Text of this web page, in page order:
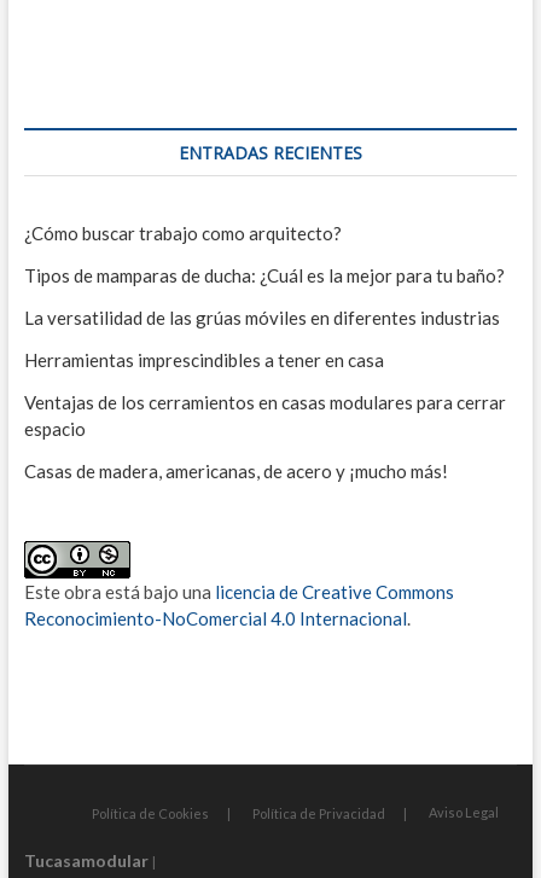
ENTRADAS RECIENTES
¿Cómo buscar trabajo como arquitecto?
Tipos de mamparas de ducha: ¿Cuál es la mejor para tu baño?
La versatilidad de las grúas móviles en diferentes industrias
Herramientas imprescindibles a tener en casa
Ventajas de los cerramientos en casas modulares para cerrar
espacio
Casas de madera, americanas, de acero y ¡mucho más!
Este obra está bajo una licencia de Creative Commons
Reconocimiento-NoComercial 4.0 Internacional.
Política de Cookies Política de Privacidad Aviso Legal
Tucasamodular|